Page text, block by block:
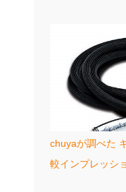
chuyaが調べた
較インプレッシ